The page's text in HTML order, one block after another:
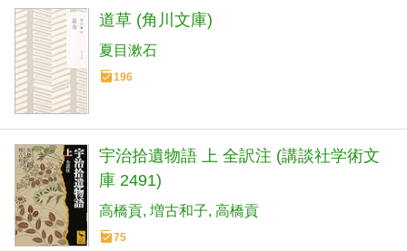
道草 (角川文庫)
夏目漱石
196
宇治拾遺物語 上 全訳注 (講談社学術文
庫 2491)
高橋貢 増古和子 高橋貢
75